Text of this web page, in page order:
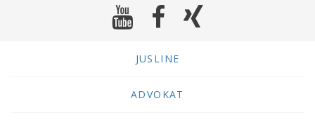
JUSLINE
ADVOKAT